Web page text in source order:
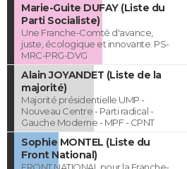
Marie-Guite DUFAY (Liste du
Parti Socialiste)
Une Franche-Comté d'avance,
juste, écologique et innovante. PS-
MRC-PRG-DVG
Alain JOYANDET (Liste de la
majorité)
Majorité présidentielle UMP -
Nouveau Centre - Parti radical -
Gauche Moderne - MPF - CPNT
Sophie MONTEL (Liste du
Front National)
FRONT NATIONAL pour la Franche-